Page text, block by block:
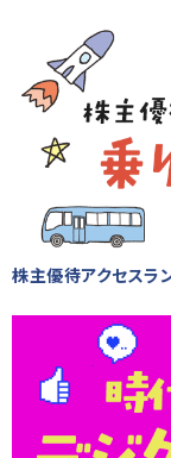
株主優待アクセスラ